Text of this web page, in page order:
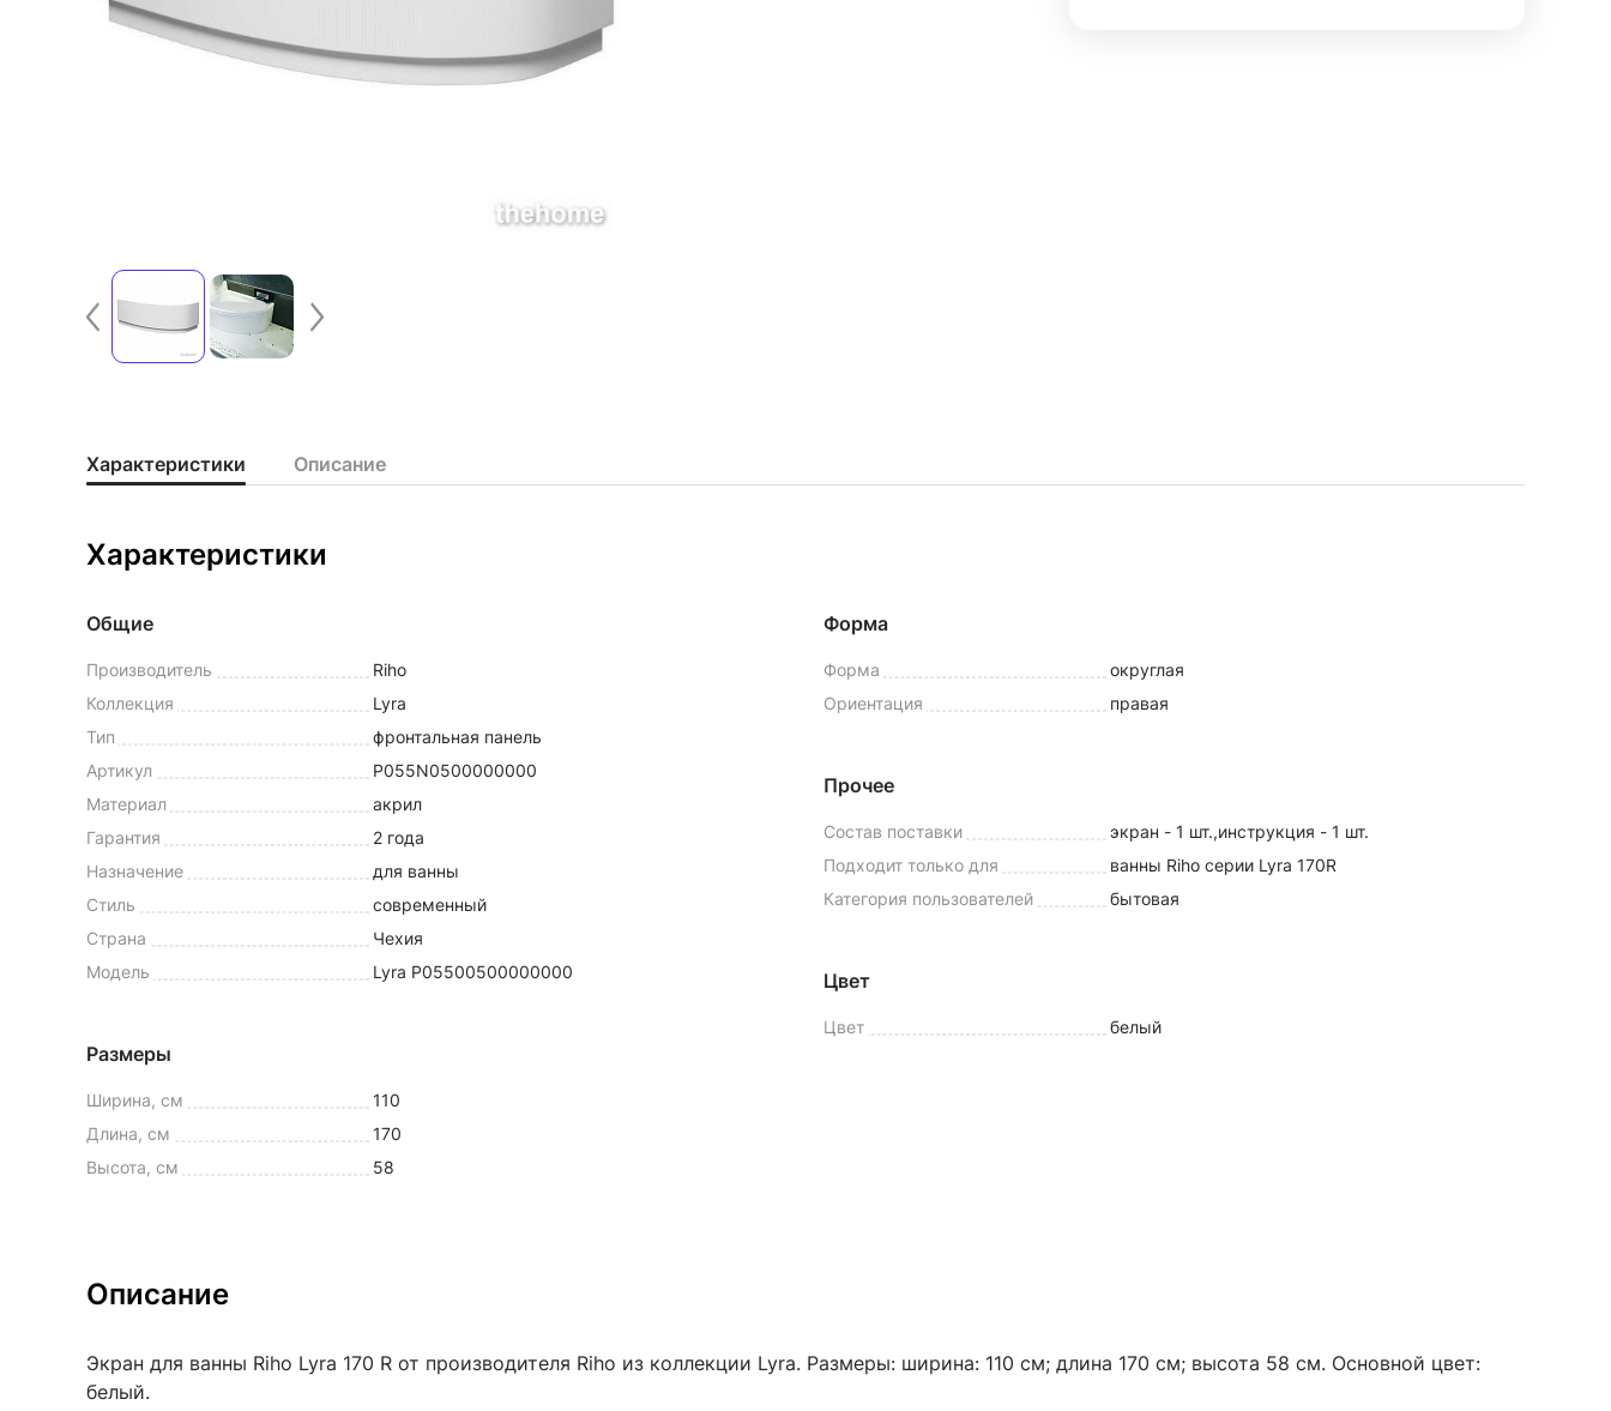
Характеристики Описание
Характеристики
Общие
Производитель
Riho
Коллекция
Lyra
Тип
фронтальная панель
Артикул
P055N0500000000
Материал
акрил
Гарантия
2 года
Назначение
для ванны
Стиль
современный
Страна
Чехия
Модель
Lyra P05500500000000
Размеры
Ширина, см
110
Длина, см
170
Высота, см
58
Форма
Форма
округлая
Ориентация
правая
Прочее
Состав поставки
экран - 1 шт.,инструкция - 1 шт.
Подходит только для
ванны Riho серии Lyra 170R
Категория пользователей
бытовая
Цвет
Цвет белый
Описание
Экран для ванны Riho Lyra 170 R от производителя Riho из коллекции Lyra. Размеры: ширина: 110 см; длина 170 см; высота 58 см. Основной цвет:
белый.